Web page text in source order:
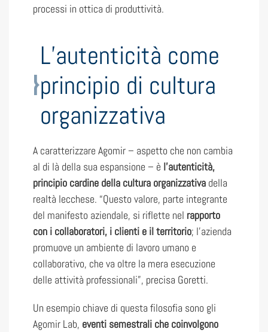
processi in ottica di produttività.
L’autenticità come
principio di cultura
organizzativa
A caratterizzare Agomir – aspetto che non cambia
al di là della sua espansione – è l’autenticità,
principio cardine della cultura organizzativa della
realtà lecchese. “Questo valore, parte integrante
del manifesto aziendale, si riflette nel rapporto
con i collaboratori, i clienti e il territorio; l’azienda
promuove un ambiente di lavoro umano e
collaborativo, che va oltre la mera esecuzione
delle attività professionali”, precisa Goretti.
Un esempio chiave di questa filosofia sono gli
Agomir Lab, eventi semestrali che coinvolgono